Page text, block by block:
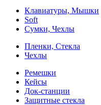
Клавиатуры, Мышки
Soft
Сумки, Чехлы
Пленки, Стекла
Чехлы
Ремешки
Кейсы
Док-станции
Защитные стекла